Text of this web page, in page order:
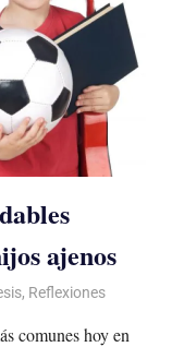
ajenos
, Reflexiones
comunes hoy en